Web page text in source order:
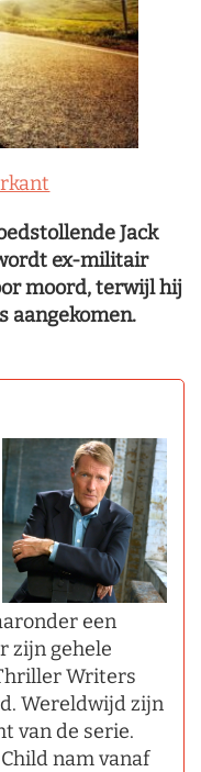
Jack
ex-militair
moord, terwijl hij
aangekomen.
een
zijn gehele
Writers
Wereldwijd zijn
van de serie.
nam vanaf